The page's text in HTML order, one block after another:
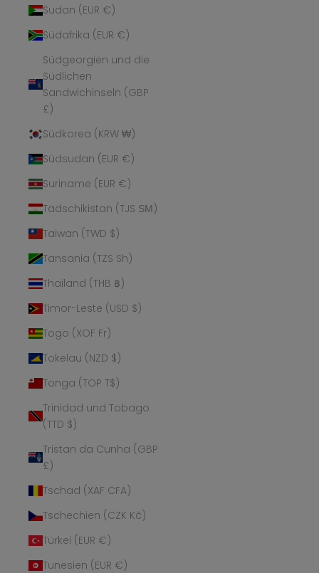
Sudan (EUR €)
Südafrika (EUR €)
Südgeorgien und die
Südlichen
Sandwichinseln (GBP
£)
Südkorea (KRW ₩)
Südsudan (EUR €)
Suriname (EUR €)
Tadschikistan (TJS ЅМ)
Taiwan (TWD $)
Tansania (TZS Sh)
Thailand (THB ฿)
Timor-Leste (USD $)
Togo (XOF Fr)
Tokelau (NZD $)
Tonga (TOP T$)
Trinidad und Tobago
(TTD $)
Tristan da Cunha (GBP
£)
Tschad (XAF CFA)
Tschechien (CZK Kč)
Türkei (EUR €)
Tunesien (EUR €)